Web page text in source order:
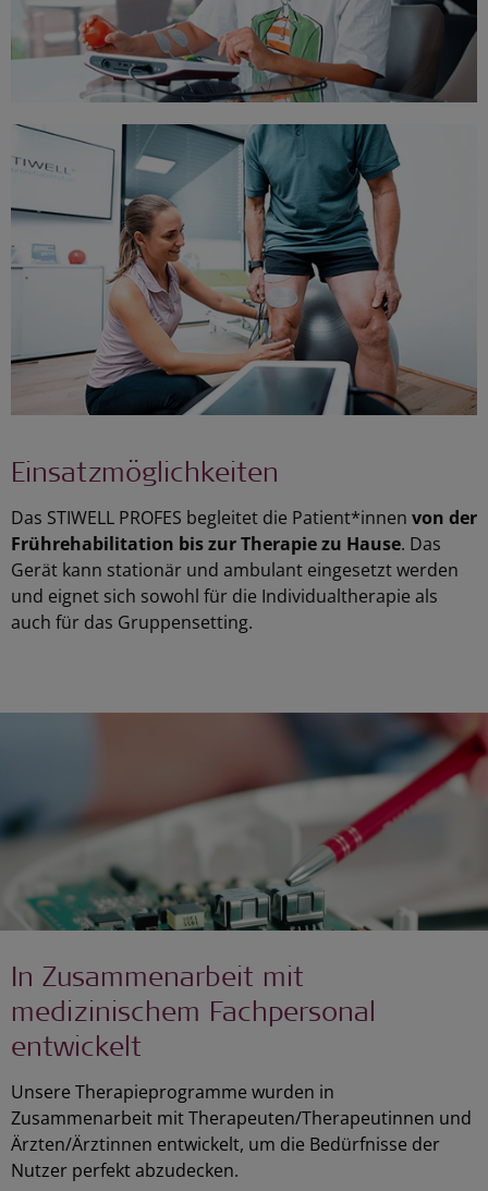
Einsatzmöglichkeiten
Das STIWELL PROFES begleitet die Patient*innen von der
Frührehabilitation bis zur Therapie zu Hause. Das
Gerät kann stationär und ambulant eingesetzt werden
und eignet sich sowohl für die Individualtherapie als
auch für das Gruppensetting.
In Zusammenarbeit mit
medizinischem Fachpersonal
entwickelt
Unsere Therapieprogramme wurden in
Zusammenarbeit mit Therapeuten/Therapeutinnen und
Ärzten/Ärztinnen entwickelt, um die Bedürfnisse der
Nutzer perfekt abzudecken.